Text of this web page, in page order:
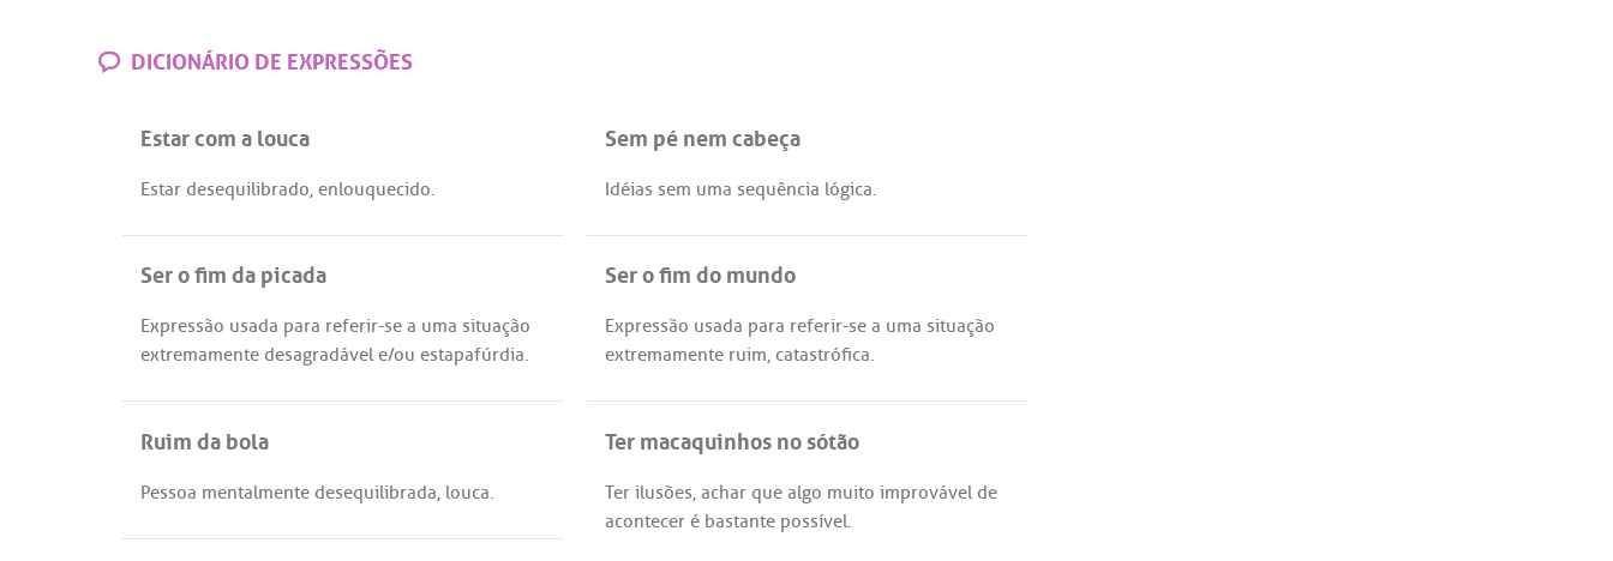
DICIONÁRIO DE EXPRESSÕES
Estar com a louca
Estar desequilibrado, enlouquecido.
Sem pé nem cabeça
Idéias sem uma sequência lógica.
Ser o fim da picada
Expressão usada para referir-se a uma situação
extremamente desagradávele/ou estapafúrdia.
Ser o fim do mundo
Expressão usada para referir-se a uma situação
extremamente ruim, catastrófica.
Ruim da bola
Pessoa mentalmente desequilibrada, louca.
Ter macaquinhos no sótão
Ter ilusões, achar que algo muito improvável de
acontecer é bastante possível.